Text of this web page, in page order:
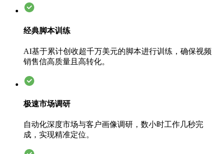
经典脚本训练
AI基于累计创收超千万美元的脚本进行训练，确保视频
销售信高质量且高转化。
极速市场调研
自动化深度市场与客户画像调研，数小时工作几秒完
成，实现精准定位。